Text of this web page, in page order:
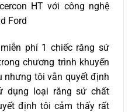
HT với công nghệ
Ford
phí 1 chiếc răng sứ
chương trình khuyến
nhưng tôi vẫn quyết định
dụng loại răng sứ chất
định tôi cảm thấy rất